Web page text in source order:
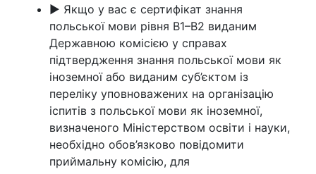
► Якщо у вас є сертифікат знання
польської мови рівня B1–B2 виданим
Державною комісією у справах
підтвердження знання польської мови як
іноземної або виданим суб’єктом із
переліку уповноважених на організацію
іспитів з польської мови як іноземної,
визначеного Міністерством освіти і науки,
необхідно обов’язково повідомити
приймальну комісію, для